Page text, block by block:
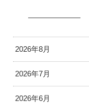
2026年8月
2026年7月
2026年6月